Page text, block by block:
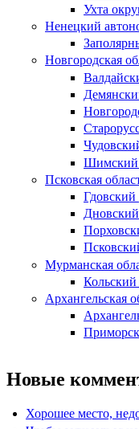
Ухта
Ненецкий
Новгородская
Шимский
Псковская
Мурманская
Архангельская
Новые
Хорошее место,